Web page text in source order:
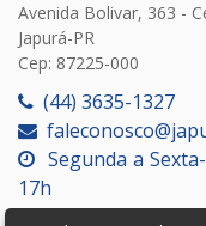
Avenida Bolivar, 363 -
Japurá-PR
Cep: 87225-000
(44) 3635-1327
Segunda a
17h